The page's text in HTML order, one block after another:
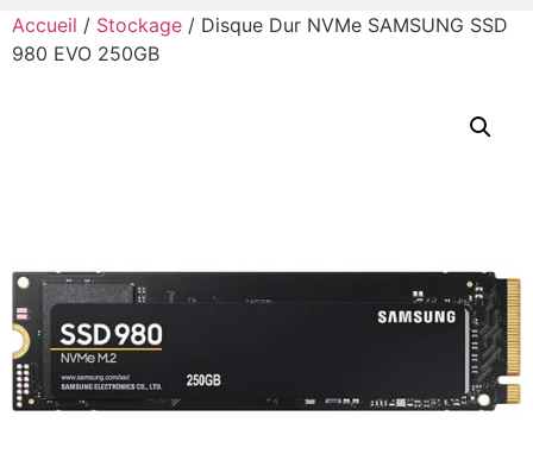
Accueil / Stockage / Disque Dur NVMe SAMSUNG SSD
980 EVO 250GB